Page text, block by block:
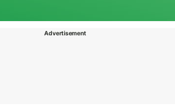
Advertisement